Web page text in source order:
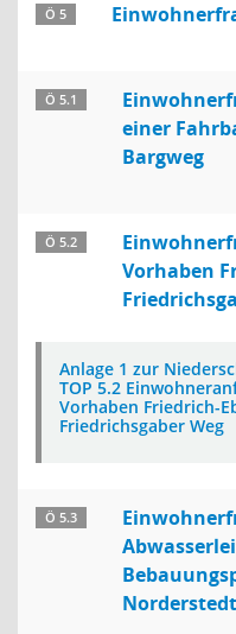
Ö 5
Ö 5.1
einer
Bargweg
Ö 5.2
Vorhaben
Anlage 1 zur
TOP 5.2
Vorhaben Friedrich-
Friedrichsgaber Weg
Ö 5.3
Norderstedt